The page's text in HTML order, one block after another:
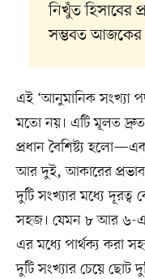
নিখুঁত
সম্ভবত আজকের
এই ‘আনুমানিক সংখ্যা
মতো নয়। এটি মূলত
প্রধান বৈশিষ্ট্য
আর দুই, আকারের
দুটি সংখ্যার মধ্যে দূরত্ব
সহজ। যেমন ৮ আর ৬-
এর মধ্যে পার্থক্য করা
দুটি সংখ্যার চেয়ে ছোট